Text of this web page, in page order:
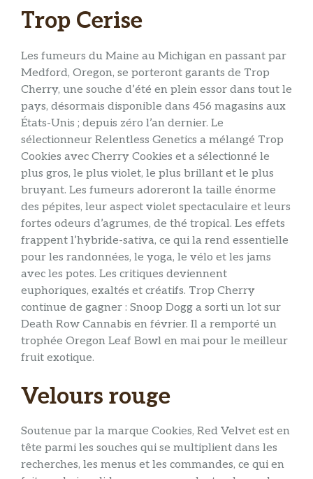
Trop Cerise
Les fumeurs du Maine au Michigan en passant par
Medford, Oregon, se porteront garants de Trop
Cherry, une souche d’été en plein essor dans tout le
pays, désormais disponible dans 456 magasins aux
États-Unis ; depuis zéro l’an dernier. Le
sélectionneur Relentless Genetics a mélangé Trop
Cookies avec Cherry Cookies et a sélectionné le
plus gros, le plus violet, le plus brillant et le plus
bruyant. Les fumeurs adoreront la taille énorme
des pépites, leur aspect violet spectaculaire et leurs
fortes odeurs d’agrumes, de thé tropical. Les effets
frappent l’hybride-sativa, ce qui la rend essentielle
pour les randonnées, le yoga, le vélo et les jams
avec les potes. Les critiques deviennent
euphoriques, exaltés et créatifs. Trop Cherry
continue de gagner : Snoop Dogg a sorti un lot sur
Death Row Cannabis en février. Il a remporté un
trophée Oregon Leaf Bowl en mai pour le meilleur
fruit exotique.
Velours rouge
Soutenue par la marque Cookies, Red Velvet est en
tête parmi les souches qui se multiplient dans les
recherches, les menus et les commandes, ce qui en